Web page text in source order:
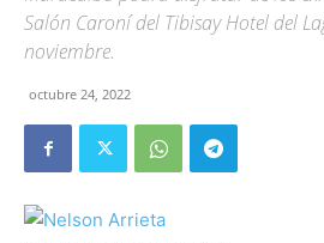
Salón Caroní del Tibisay Hotel del
noviembre.
octubre 24, 2022